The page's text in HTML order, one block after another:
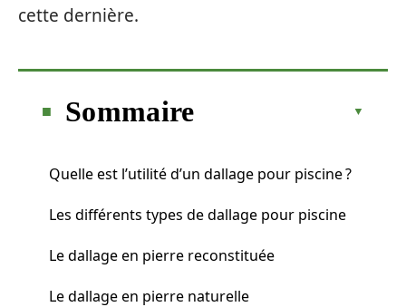
cette dernière.
Sommaire
Quelle est l’utilité d’un dallage pour piscine ?
Les différents types de dallage pour piscine
Le dallage en pierre reconstituée
Le dallage en pierre naturelle